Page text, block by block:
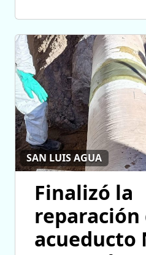
SAN LUIS AGUA
Finalizó la
reparación
acueducto